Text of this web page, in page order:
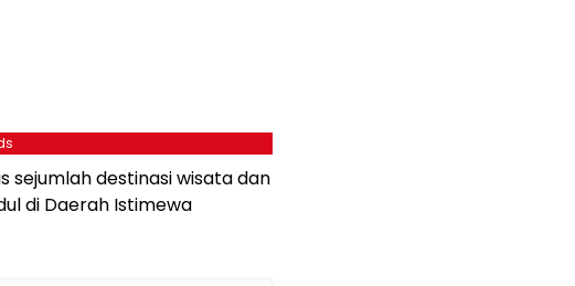
sejumlah destinasi wisata dan
di Daerah Istimewa